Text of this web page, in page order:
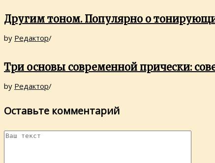
Другим тоном. Популярно о
by Редактор/
Три основы современной прически:
by Редактор/
Оставьте комментарий